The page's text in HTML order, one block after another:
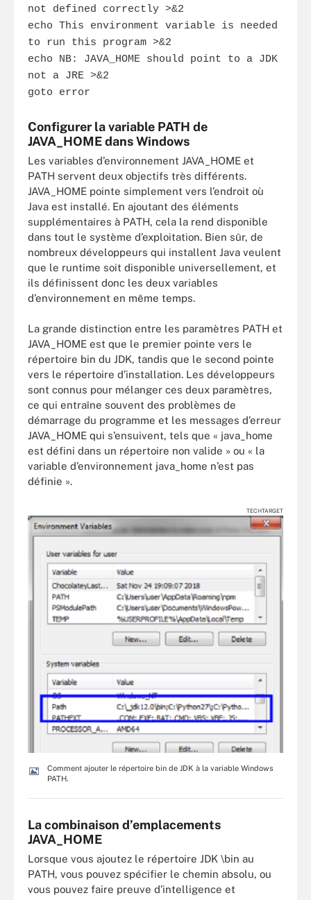
not defined correctly >&2
echo This environment variable is needed
to run this program >&2
echo NB: JAVA_HOME should point to a JDK
not a JRE >&2
goto error
Configurer la variable PATH de
JAVA_HOME dans Windows
Les variables d’environnement JAVA_HOME et
PATH servent deux objectifs très différents.
JAVA_HOME pointe simplement vers l’endroit où
Java est installé. En ajoutant des éléments
supplémentaires à PATH, cela la rend disponible
dans tout le système d’exploitation. Bien sûr, de
nombreux développeurs qui installent Java veulent
que le runtime soit disponible universellement, et
ils définissent donc les deux variables
d’environnement en même temps.
La grande distinction entre les paramètres PATH et
JAVA_HOME est que le premier pointe vers le
répertoire bin du JDK, tandis que le second pointe
vers le répertoire d’installation. Les développeurs
sont connus pour mélanger ces deux paramètres,
ce qui entraîne souvent des problèmes de
démarrage du programme et les messages d’erreur
JAVA_HOME qui s’ensuivent, tels que « java_home
est défini dans un répertoire non valide » ou « la
variable d’environnement java_home n’est pas
définie ».
TECHTARGET
Comment ajouter le répertoire bin de JDK à la variable Windows
PATH.
La combinaison d’emplacements
JAVA_HOME
Lorsque vous ajoutez le répertoire JDK \bin au
PATH, vous pouvez spécifier le chemin absolu, ou
vous pouvez faire preuve d’intelligence et